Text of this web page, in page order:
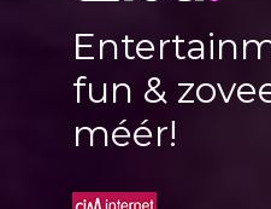
fun &
méér!